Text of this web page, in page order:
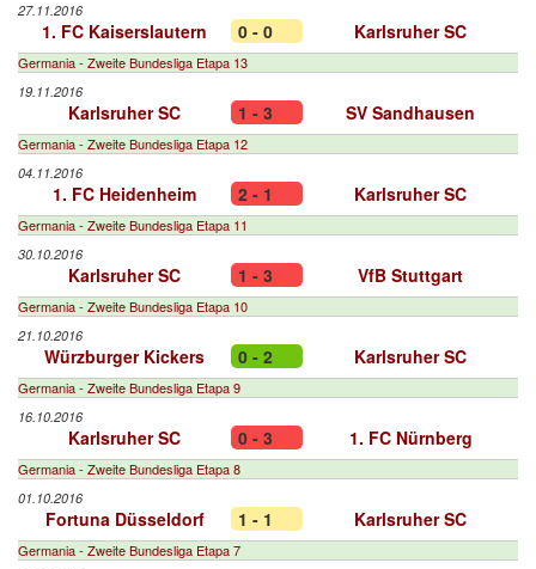
27.11.2016
1. FC Kaiserslautern 0 - 0 Karlsruher SC
Germania - Zweite Bundesliga Etapa 13
19.11.2016
Karlsruher SC 1 - 3 SV Sandhausen
Germania - Zweite Bundesliga Etapa 12
04.11.2016
1. FC Heidenheim 2 - 1 Karlsruher SC
Germania - Zweite Bundesliga Etapa 11
30.10.2016
Karlsruher SC 1 - 3 VfB Stuttgart
Germania - Zweite Bundesliga Etapa 10
21.10.2016
Würzburger Kickers 0 - 2 Karlsruher SC
Germania - Zweite Bundesliga Etapa 9
16.10.2016
Karlsruher SC 0 - 3 1. FC Nürnberg
Germania - Zweite Bundesliga Etapa 8
01.10.2016
Fortuna Düsseldorf 1 - 1 Karlsruher SC
Germania - Zweite Bundesliga Etapa 7